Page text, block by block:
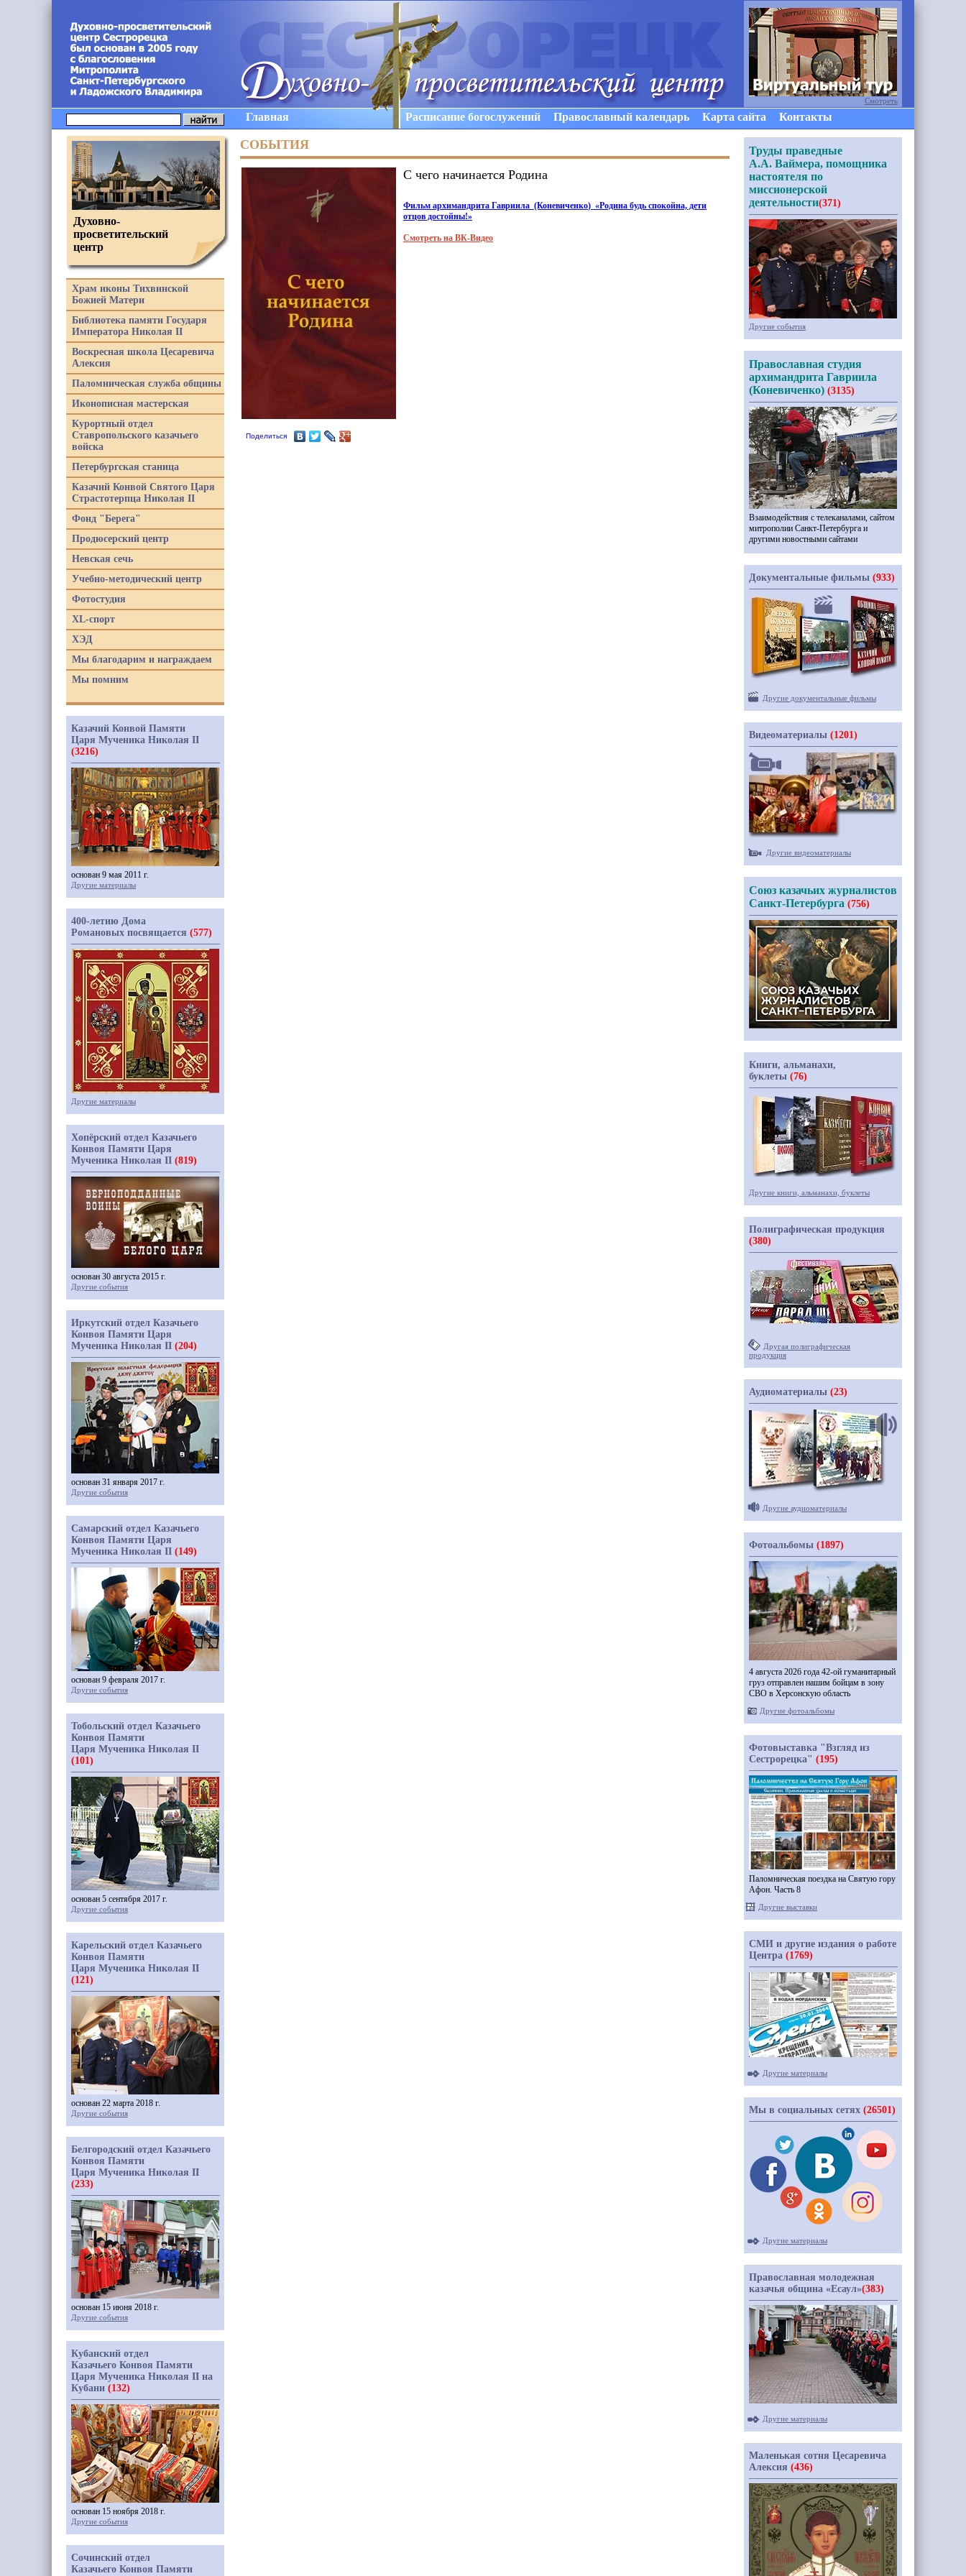
Главная Расписание богослужений Православный календарь Карта сайта Контакты
СОБЫТИЯ
Поделиться
С чего начинается Родина
Фильм архимандрита Гавриила (Коневиченко) «Родина будь спокойна, дети
отцов достойны!»
Смотреть на ВК-Видео
Духовно-
просветительский
центр
Храм иконы Тихвинской
Божией Матери
Библиотека памяти Государя
Императора Николая II
Воскресная школа Цесаревича
Алексия
Паломническая служба общины
Иконописная мастерская
Курортный отдел
Ставропольского казачьего
войска
Петербургская станица
Казачий Конвой Святого Царя
Страстотерпца Николая II
Фонд "Берега"
Продюсерский центр
Невская сечь
Учебно-методический центр
Фотостудия
XL-спорт
ХЭД
Мы благодарим и награждаем
Мы помним
Казачий Конвой Памяти
Царя Мученика Николая II
(3216)
основан 9 мая 2011 г.
Другие материалы
400-летию Дома
Романовых посвящается (577)
Другие материалы
Хопёрский отдел Казачьего
Конвоя Памяти Царя
Мученика Николая II (819)
основан 30 августа 2015 г.
Другие события
Иркутский отдел Казачьего
Конвоя Памяти Царя
Мученика Николая II (204)
основан 31 января 2017 г.
Другие события
Самарский отдел Казачьего
Конвоя Памяти Царя
Мученика Николая II (149)
основан 9 февраля 2017 г.
Другие события
Тобольский отдел Казачьего
Конвоя Памяти
Царя Мученика Николая II
(101)
основан 5 сентября 2017 г.
Другие события
Карельский отдел Казачьего
Конвоя Памяти
Царя Мученика Николая II
(121)
основан 22 марта 2018 г.
Другие события
Белгородский отдел Казачьего
Конвоя Памяти
Царя Мученика Николая II
(233)
основан 15 июня 2018 г.
Другие события
Кубанский отдел
Казачьего Конвоя Памяти
Царя Мученика Николая II на
Кубани (132)
основан 15 ноября 2018 г.
Другие события
Сочинский отдел
Казачьего Конвоя Памяти
Смотреть
Труды праведные
А.А. Ваймера, помощника
настоятеля по
миссионерской
деятельности(371)
Другие события
Православная студия
архимандрита Гавриила
(Коневиченко) (3135)
Взаимодействия с телеканалами, сайтом
митрополии Санкт-Петербурга и
другими новостными сайтами
Документальные фильмы (933)
Другие документальные фильмы
Видеоматериалы (1201)
Другие видеоматериалы
Союз казачьих журналистов
Санкт-Петербурга (756)
Книги, альманахи,
буклеты (76)
Другие книги, альманахи, буклеты
Полиграфическая продукция
(380)
Другая полиграфическая
продукция
Аудиоматериалы (23)
Другие аудиоматериалы
Фотоальбомы (1897)
4 августа 2026 года 42-ой гуманитарный
груз отправлен нашим бойцам в зону
СВО в Херсонскую область
Другие фотоальбомы
Фотовыставка "Взгляд из
Сестрорецка" (195)
Паломническая поездка на Святую гору
Афон. Часть 8
Другие выставки
СМИ и другие издания о работе
Центра (1769)
Другие материалы
Мы в социальных сетях (26501)
Другие материалы
Православная молодежная
казачья община «Есаул»(383)
Другие материалы
Маленькая сотня Цесаревича
Алексия (436)